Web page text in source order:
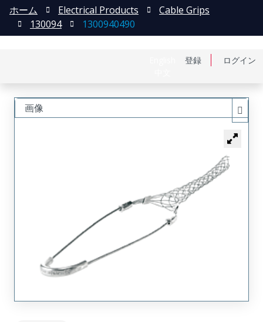
登録 ログイン
ホーム Electrical Products
Cable Grips
130094
1300940490
画像